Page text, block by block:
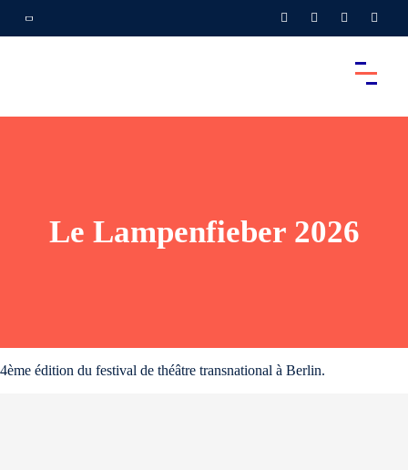
Le Lampenfieber 2026
4ème édition du festival de théâtre transnational à Berlin.